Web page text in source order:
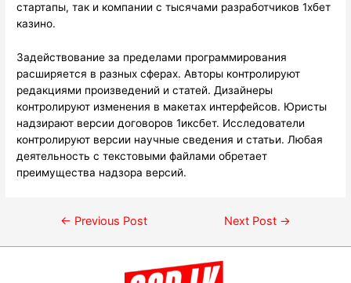
стартапы, так и компании с тысячами разработчиков 1хбет
казино.
Задействование за пределами программирования
расширяется в разных сферах. Авторы контролируют
редакциями произведений и статей. Дизайнеры
контролируют изменения в макетах интерфейсов. Юристы
надзирают версии договоров 1иксбет. Исследователи
контролируют версии научные сведения и статьи. Любая
деятельность с текстовыми файлами обретает
преимущества надзора версий.
← Previous Post Next Post →